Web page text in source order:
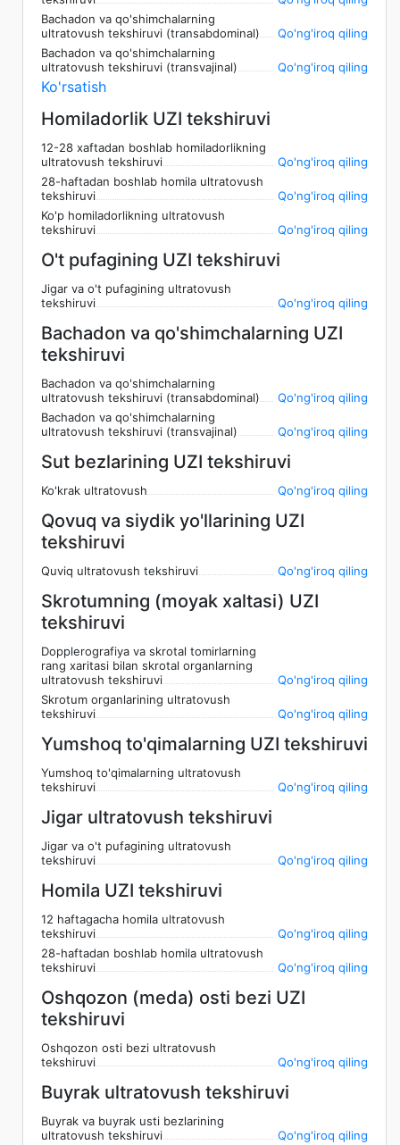
Bachadon va qo'shimchalarning
ultratovush tekshiruvi (transabdominal)
Qo'ng'iroq qiling
Bachadon va qo'shimchalarning
ultratovush tekshiruvi (transvajinal)
Qo'ng'iroq qiling
Ko'rsatish
Homiladorlik UZI tekshiruvi
12-28 xaftadan boshlab homiladorlikning
ultratovush tekshiruvi
Qo'ng'iroq qiling
28-haftadan boshlab homila ultratovush
tekshiruvi
Qo'ng'iroq qiling
Ko'p homiladorlikning ultratovush
tekshiruvi
Qo'ng'iroq qiling
O't pufagining UZI tekshiruvi
Jigar va o't pufagining ultratovush
tekshiruvi
Qo'ng'iroq qiling
Bachadon va qo'shimchalarning UZI
tekshiruvi
Bachadon va qo'shimchalarning
ultratovush tekshiruvi (transabdominal)
Qo'ng'iroq qiling
Bachadon va qo'shimchalarning
ultratovush tekshiruvi (transvajinal)
Qo'ng'iroq qiling
Sut bezlarining UZI tekshiruvi
Ko'krak ultratovush Qo'ng'iroq qiling
Qovuq va siydik yo'llarining UZI
tekshiruvi
Quviq ultratovush tekshiruvi Qo'ng'iroq qiling
Skrotumning (moyak xaltasi) UZI
tekshiruvi
Dopplerografiya va skrotal tomirlarning
rang xaritasi bilan skrotal organlarning
ultratovush tekshiruvi
Qo'ng'iroq qiling
Skrotum organlarining ultratovush
tekshiruvi
Qo'ng'iroq qiling
Yumshoq to'qimalarning UZI tekshiruvi
Yumshoq to'qimalarning ultratovush
tekshiruvi
Qo'ng'iroq qiling
Jigar ultratovush tekshiruvi
Jigar va o't pufagining ultratovush
tekshiruvi
Qo'ng'iroq qiling
Homila UZI tekshiruvi
12 haftagacha homila ultratovush
tekshiruvi
Qo'ng'iroq qiling
28-haftadan boshlab homila ultratovush
tekshiruvi
Qo'ng'iroq qiling
Oshqozon (meda) osti bezi UZI
tekshiruvi
Oshqozon osti bezi ultratovush
tekshiruvi
Qo'ng'iroq qiling
Buyrak ultratovush tekshiruvi
Buyrak va buyrak usti bezlarining
ultratovush tekshiruvi
Qo'ng'iroq qiling